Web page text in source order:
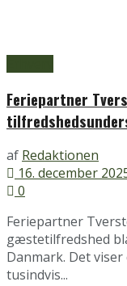
Feriepartner
af Redaktionen
16. december
0
Feriepartner
gæstetilfredshed
Danmark. Det
tusindvis...